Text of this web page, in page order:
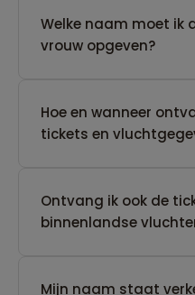
Welke naam moet ik
vrouw opgeven?
Hoe en wanneer
tickets en
Ontvang ik ook de
binnenlandse
Mijn naam staat